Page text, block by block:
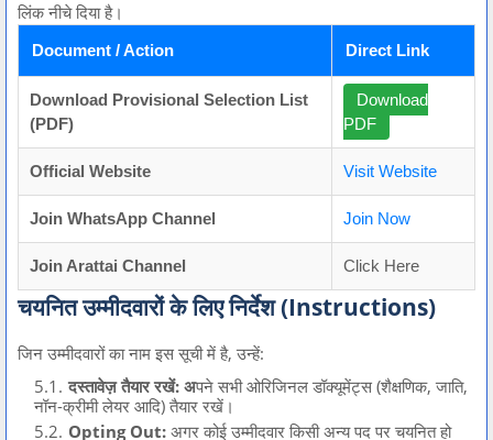
लिंक नीचे दिया है।
Document / Action Direct Link
Download Provisional Selection List
(PDF)
Download
PDF
Official Website Visit Website
Join WhatsApp Channel Join Now
Join Arattai Channel Click Here
चयनित उम्मीदवारों के लिए निर्देश (Instructions)
जिन उम्मीदवारों का नाम इस सूची में है, उन्हें:
दस्तावेज़ तैयार रखें: अपने सभी ओरिजिनल डॉक्यूमेंट्स (शैक्षणिक, जाति,
नॉन-क्रीमी लेयर आदि) तैयार रखें।
Opting Out: अगर कोई उम्मीदवार किसी अन्य पद पर चयनित हो